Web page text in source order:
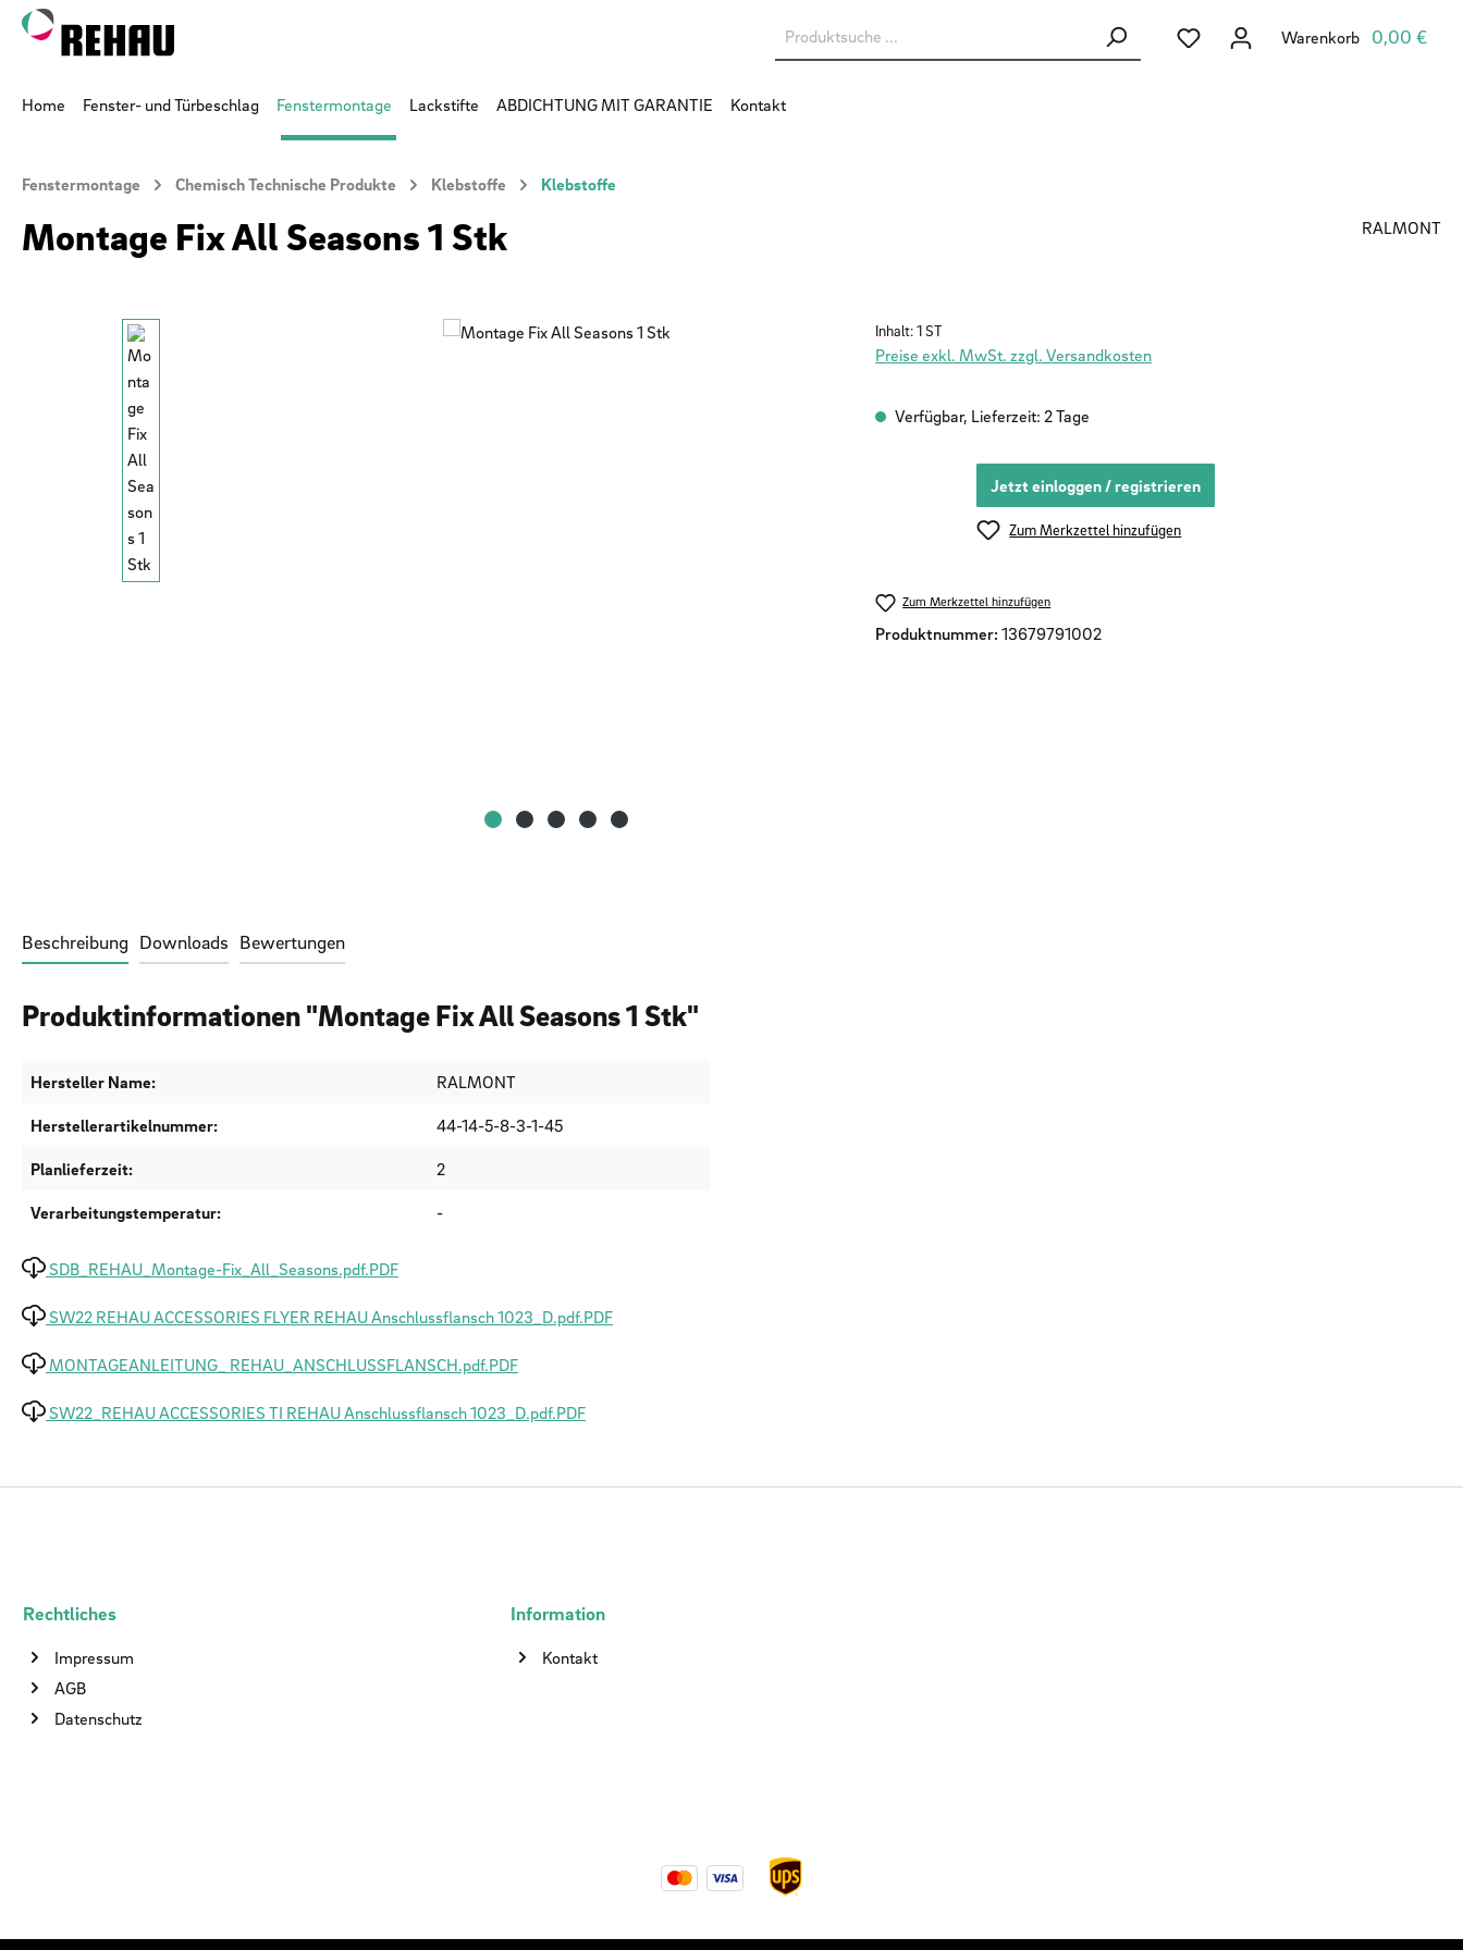
Hauptinhalt springen
Zur Suche springen
Zur Hauptnavigation springen
Du hast 0 Produkte auf dem
Warenkorb 0,00 €
Home Fenster- und Türbeschlag Fenstermontage Lackstifte ABDICHTUNG MIT GARANTIE Kontakt
Fenstermontage Chemisch Technische Produkte Klebstoffe Klebstoffe
Montage Fix All Seasons 1 Stk RALMONT
Bildergalerie überspringen Inhalt:1 ST
Preise exkl. MwSt. zzgl. Versandkosten
Verfügbar, Lieferzeit: 2 Tage
Jetzt einloggen / registrieren
Zum Merkzettel hinzufügen
Zum Merkzettel hinzufügen
Produktnummer: 13679791002
Beschreibung Downloads Bewertungen
Produktinformationen "Montage Fix All Seasons 1 Stk"
Hersteller Name:
RALMONT
Herstellerartikelnummer:
44-14-5-8-3-1-45
Planlieferzeit:
2
Verarbeitungstemperatur:
-
SDB_REHAU_Montage-Fix_All_Seasons.pdf.PDF
SW22 REHAU ACCESSORIES FLYER REHAU Anschlussflansch 1023_D.pdf.PDF
MONTAGEANLEITUNG_ REHAU_ANSCHLUSSFLANSCH.pdf.PDF
SW22_REHAU ACCESSORIES TI REHAU Anschlussflansch 1023_D.pdf.PDF
Rechtliches
Impressum
AGB
Datenschutz
Information
Kontakt